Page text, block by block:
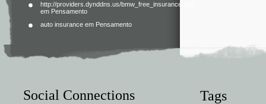
http://providers.dynddns.us/bmw_free_insurance.xml
em Pensamento
auto insurance em Pensamento
Social Connections Tags